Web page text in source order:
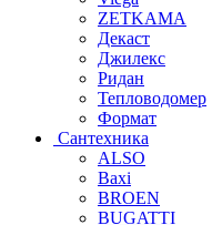
ZETKAMA
Декаст
Джилекс
Ридан
Тепловодомер
Формат
Сантехника
ALSO
Baxi
BROEN
BUGATTI